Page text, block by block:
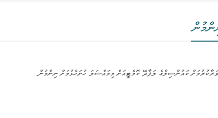
ކައުންސިލްގެ ލަފާދޭ ކޮމެޓީއަށް މިމައްސަލަ ހުށަހެޅުމަށް ނިންމުން.